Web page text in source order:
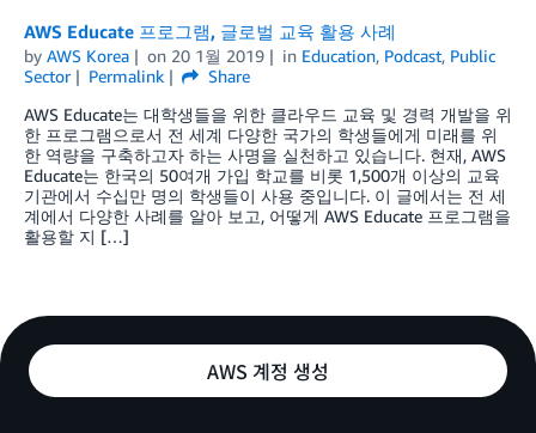
AWS Educate 프로그램, 글로벌 교육 활용 사례
by AWS Korea on 20 1월 2019 in Education, Podcast, Public
Sector
Permalink
Share
AWS Educate는 대학생들을 위한 클라우드 교육 및 경력 개발을 위
한 프로그램으로서 전 세계 다양한 국가의 학생들에게 미래를 위
한 역량을 구축하고자 하는 사명을 실천하고 있습니다. 현재, AWS
Educate는 한국의 50여개 가입 학교를 비롯 1,500개 이상의 교육
기관에서 수십만 명의 학생들이 사용 중입니다. 이 글에서는 전 세
계에서 다양한 사례를 알아 보고, 어떻게 AWS Educate 프로그램을
활용할 지 […]
AWS 계정 생성